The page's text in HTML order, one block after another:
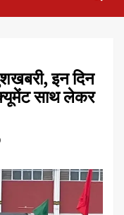
इन दिन
साथ लेकर